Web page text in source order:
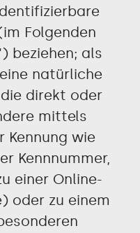
Folgenden
beziehen; als
natürliche
direkt oder
mittels
Kennung wie
Kennnummer,
einer Online-
oder zu einem